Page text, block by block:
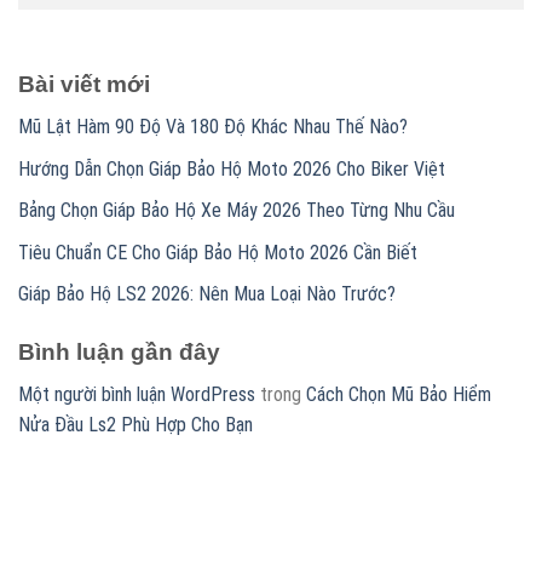
Bài viết mới
Mũ Lật Hàm 90 Độ Và 180 Độ Khác Nhau Thế Nào?
Hướng Dẫn Chọn Giáp Bảo Hộ Moto 2026 Cho Biker Việt
Bảng Chọn Giáp Bảo Hộ Xe Máy 2026 Theo Từng Nhu Cầu
Tiêu Chuẩn CE Cho Giáp Bảo Hộ Moto 2026 Cần Biết
Giáp Bảo Hộ LS2 2026: Nên Mua Loại Nào Trước?
Bình luận gần đây
Một người bình luận WordPress trong Cách Chọn Mũ Bảo Hiểm
Nửa Đầu Ls2 Phù Hợp Cho Bạn